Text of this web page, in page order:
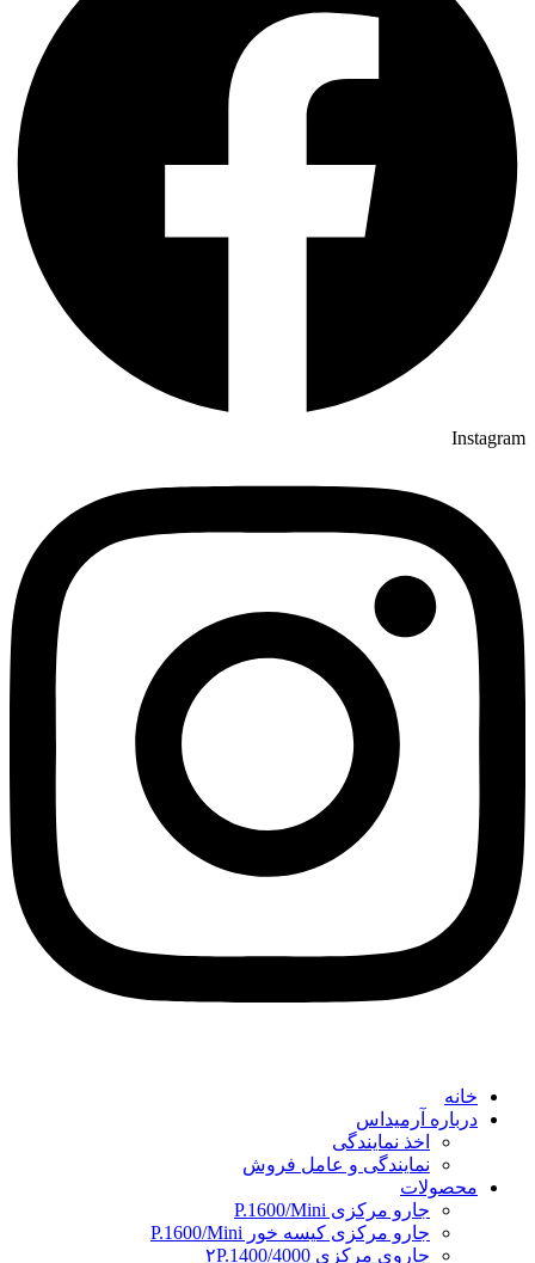
Instagram
خانه
درباره آرمیداس
اخذ نمایندگی
نمایندگی و عامل فروش
محصولات
جارو مرکزی P.1600/Mini
جارو مرکزی کیسه خور P.1600/Mini
جاروی مرکزی ۲P.1400/4000